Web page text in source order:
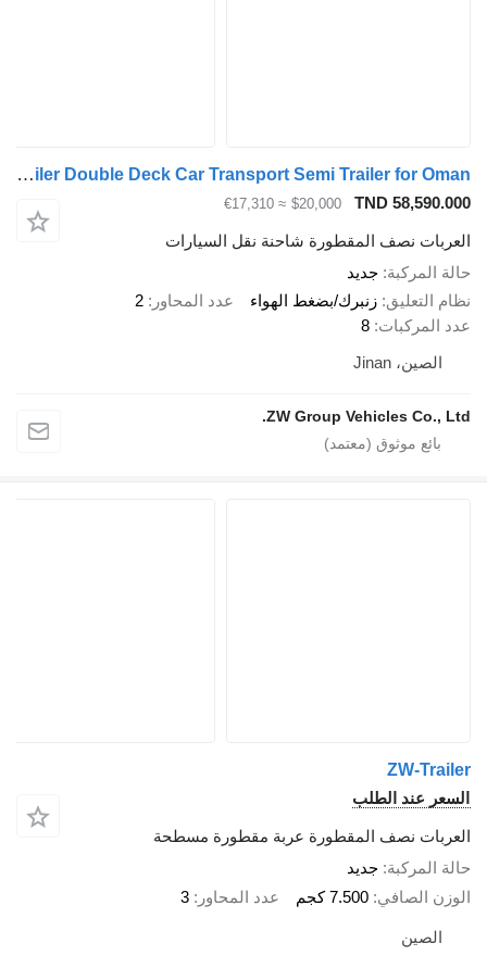
ZW-Trailer Double Deck Car Transport Semi Trailer for Oman
TND
$20,000
≈ €17,310
نصف المقطورة شاحنة نقل السيارات
جديد
التعليق زنبرك/بضغط الهواء عدد المحاور 2
8
الصين، Jinan
ZW Group Vehicles
ZW-
عند الطلب
نصف المقطورة عربة مقطورة مسطحة
جديد
الصافي 7.500 كجم عدد المحاور 3